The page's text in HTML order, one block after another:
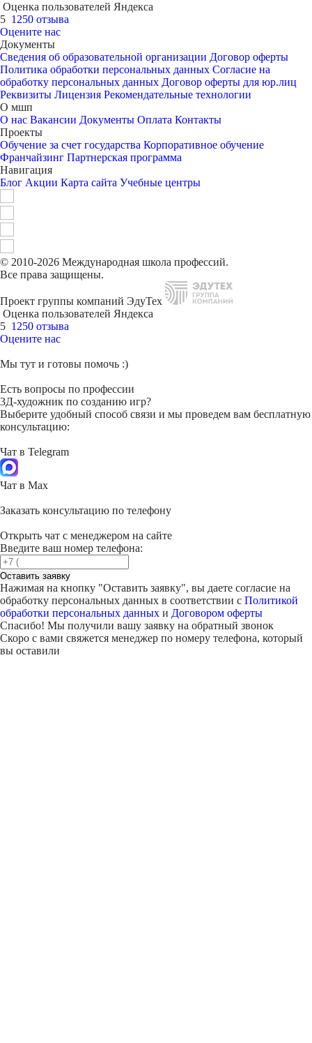
Оценка пользователей Яндекса
5 1250 отзыва
Оцените нас
Документы
Сведения об образовательной организации Договор оферты
Политика обработки персональных данных Согласие на
обработку персональных данных Договор оферты для юр.лиц
Реквизиты Лицензия Рекомендательные технологии
О мшп
О нас Вакансии Документы Оплата Контакты
Проекты
Обучение за счет государства Корпоративное обучение
Франчайзинг Партнерская программа
Навигация
Блог Акции Карта сайта Учебные центры
© 2010-2026 Международная школа профессий.
Все права защищены.
Проект группы компаний ЭдуТех
Оценка пользователей Яндекса
5 1250 отзыва
Оцените нас
Мы тут и готовы помочь :)
Есть вопросы по профессии
3Д-художник по созданию игр?
Выберите удобный способ связи и мы проведем вам бесплатную
консультацию:
Чат в Telegram
Чат в Max
Заказать консультацию по телефону
Открыть чат с менеджером на сайте
Введите ваш номер телефона:
Оставить заявку
Нажимая на кнопку "Оставить заявку", вы даете согласие на
обработку персональных данных в соответствии с Политикой
обработки персональных данных и Договором оферты
Спасибо! Мы получили вашу заявку на обратный звонок
Скоро с вами свяжется менеджер по номеру телефона, который
вы оставили